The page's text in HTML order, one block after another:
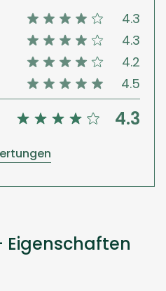
4.3
4.3
4.2
4.5
4.3
Eigenschaften